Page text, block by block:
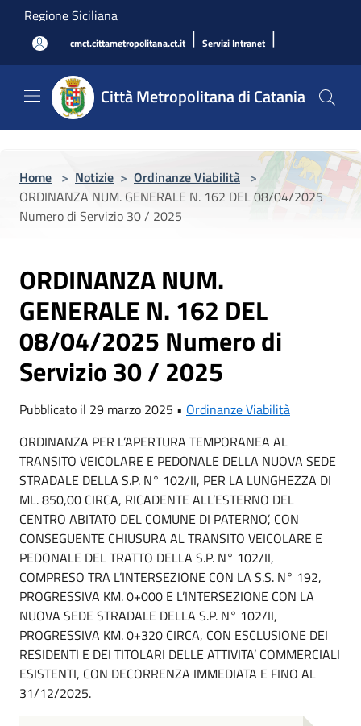
Salta al contenuto principale
Regione Siciliana
cmct.cittametropolitana.ct.it | Servizi Intranet |
Città Metropolitana di Catania
Home > Notizie > Ordinanze Viabilità >
ORDINANZA NUM. GENERALE N. 162 DEL 08/04/2025
Numero di Servizio 30 / 2025
ORDINANZA NUM.
GENERALE N. 162 DEL
08/04/2025 Numero di
Servizio 30 / 2025
Pubblicato il 29 marzo 2025 • Ordinanze Viabilità
ORDINANZA PER L’APERTURA TEMPORANEA AL
TRANSITO VEICOLARE E PEDONALE DELLA NUOVA SEDE
STRADALE DELLA S.P. N° 102/II, PER LA LUNGHEZZA DI
ML. 850,00 CIRCA, RICADENTE ALL’ESTERNO DEL
CENTRO ABITATO DEL COMUNE DI PATERNO’, CON
CONSEGUENTE CHIUSURA AL TRANSITO VEICOLARE E
PEDONALE DEL TRATTO DELLA S.P. N° 102/II,
COMPRESO TRA L’INTERSEZIONE CON LA S.S. N° 192,
PROGRESSIVA KM. 0+000 E L’INTERSEZIONE CON LA
NUOVA SEDE STRADALE DELLA S.P. N° 102/II,
PROGRESSIVA KM. 0+320 CIRCA, CON ESCLUSIONE DEI
RESIDENTI E DEI TITOLARI DELLE ATTIVITA’ COMMERCIALI
ESISTENTI, CON DECORRENZA IMMEDIATA E FINO AL
31/12/2025.